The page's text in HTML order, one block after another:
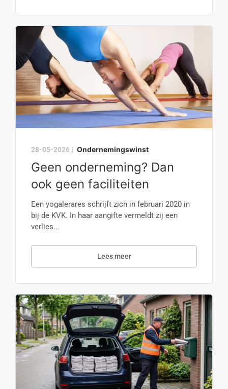
28-05-2026 | Ondernemingswinst
Geen onderneming? Dan
ook geen faciliteiten
Een yogalerares schrijft zich in februari 2020 in
bij de KVK. In haar aangifte vermeldt zij een
verlies...
Lees meer